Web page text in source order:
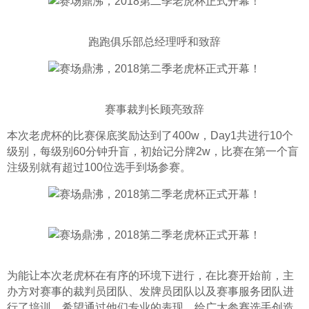
跑跑俱乐部总经理呼和致辞
赛事裁判长顾亮致辞
本次老虎杯的比赛保底奖励达到了400w，Day1共进行10个
级别，每级别60分钟升盲，初始记分牌2w，比赛在第一个盲
注级别就有超过100位选手到场参赛。
为能让本次老虎杯在有序的环境下进行，在比赛开始前，主
办方对赛事的裁判员团队、发牌员团队以及赛事服务团队进